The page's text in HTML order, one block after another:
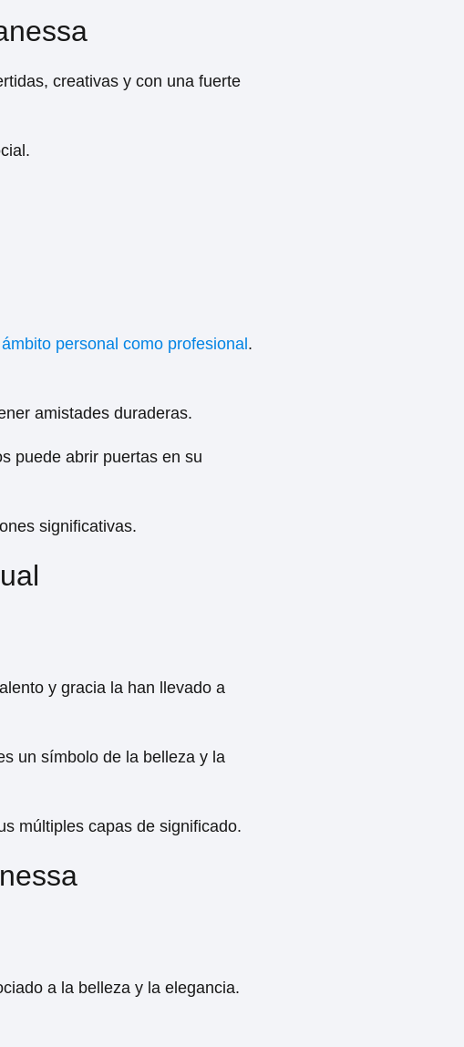
creativas y con una fuerte
personal como profesional .
amistades duraderas.
puede abrir puertas en su
significativas.
y gracia la han llevado a
un símbolo de la belleza y la
múltiples capas de significado.
a la belleza y la elegancia.